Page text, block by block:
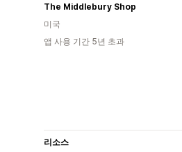
The Middlebury Shop
미국
앱 사용 기간 5년 초과
리소스